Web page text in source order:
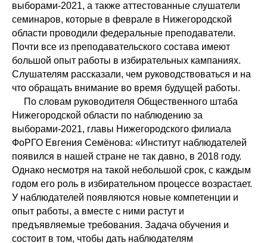
выборами-2021, а также аттестованные слушатели
семинаров, которые в феврале в Нижегородской
области проводили федеральные преподаватели.
Почти все из преподавательского состава имеют
большой опыт работы в избирательных кампаниях.
Слушателям рассказали, чем руководствоваться и на
что обращать внимание во время будущей работы.
По словам руководителя Общественного штаба
Нижегородской области по наблюдению за
выборами-2021, главы Нижегородского филиала
ФоРГО Евгения Семёнова: «Институт наблюдателей
появился в нашей стране не так давно, в 2018 году.
Однако несмотря на такой небольшой срок, с каждым
годом его роль в избирательном процессе возрастает.
У наблюдателей появляются новые компетенции и
опыт работы, а вместе с ними растут и
предъявляемые требования. Задача обучения и
состоит в том, чтобы дать наблюдателям